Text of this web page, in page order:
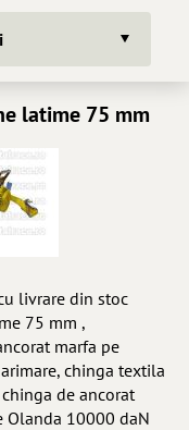
latime 75 mm
livrare din stoc
75 mm ,
marfa pe
chinga textila
de ancorat
Olanda 10000 daN